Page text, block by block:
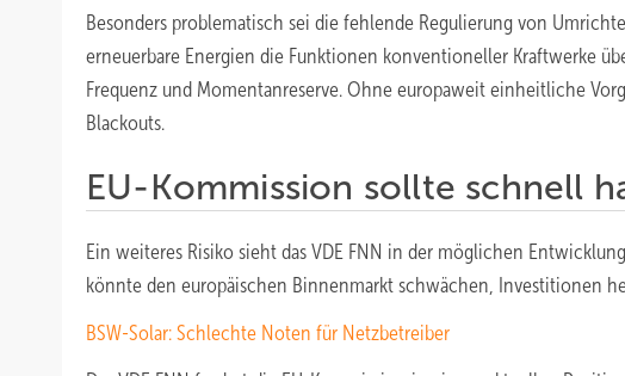
Besonders problematisch sei die fehlende Regulierung von
erneuerbare Energien die Funktionen konventioneller Kraftwerke
Frequenz und Momentanreserve. Ohne europaweit einheitliche
Blackouts.
EU-Kommission sollte schnell
Ein weiteres Risiko sieht das VDE FNN in der möglichen
könnte den europäischen Binnenmarkt schwächen, Investitionen
BSW-Solar: Schlechte Noten für Netzbetreiber